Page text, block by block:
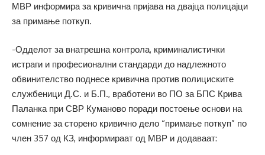
МВР информира за кривична пријава на двајца полицајци
за примање поткуп.
-Одделот за внатрешна контрола, криминалистички
истраги и професионални стандарди до надлежното
обвинителство поднесе кривична против полициските
службеници Д.С. и Б.П., вработени во ПО за БПС Крива
Паланка при СВР Куманово поради постоење основи на
сомнение за сторено кривично дело “примање поткуп” по
член 357 од КЗ, информираат од МВР и додаваат: